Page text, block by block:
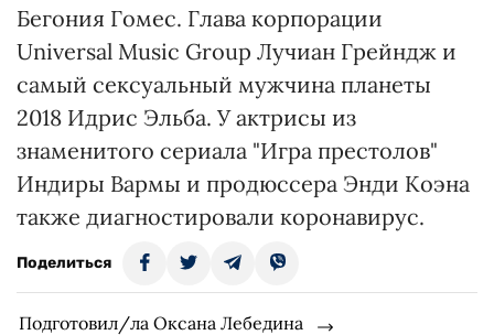
Бегония Гомес. Глава корпорации
Universal Music Group Лучиан Грейндж и
самый сексуальный мужчина планеты
2018 Идрис Эльба. У актрисы из
знаменитого сериала "Игра престолов"
Индиры Вармы и продюссера Энди Коэна
также диагностировали коронавирус.
Поделиться
Подготовил/ла Оксана Лебедина